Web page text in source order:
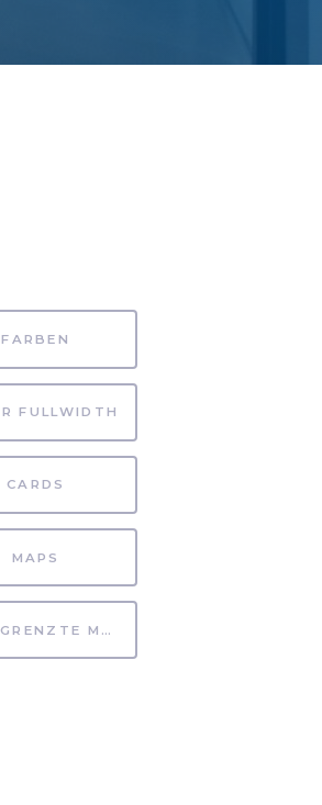
FARBEN
FULLWIDTH
CARDS
MAPS
UNBEGRENZTE MÖGLICHKEITEN